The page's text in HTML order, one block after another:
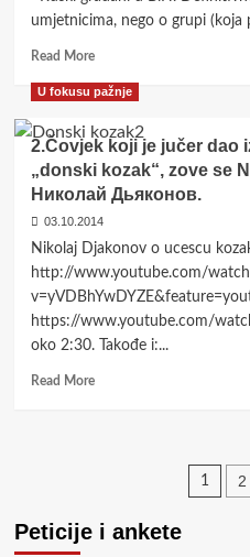
da
svoju
u
i
da
odcijepe’
umjetnicima, nego o grupi (koja
Read MoreRead
about
folklor
Balkanu,
a
metalni
ježevi
(prepreke)
“nestali”
iz
Brčkog
U fokusu pažnje
2.Čovjek koji je jučer dao
„donski kozak“, zove se
Николай Дьяконов.
03.10.2014
Nikolaj Djakonov o ucescu
http://www.youtube.com/
https://www.youtube.com/
oko 2:30. Takođe i:...
Read MoreRead
dao
1 2
Peticije i ankete